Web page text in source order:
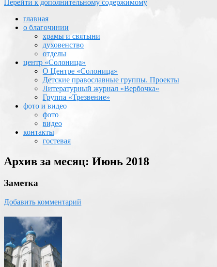
Перейти к дополнительному содержимому
главная
о благочинии
храмы и святыни
духовенство
отделы
центр «Солоница»
О Центре «Солоница»
Детские православные группы. Проекты
Литературный журнал «Вербочка»
Группа «Трезвение»
фото и видео
фото
видео
контакты
гостевая
Архив за месяц: Июнь 2018
Заметка
Добавить комментарий